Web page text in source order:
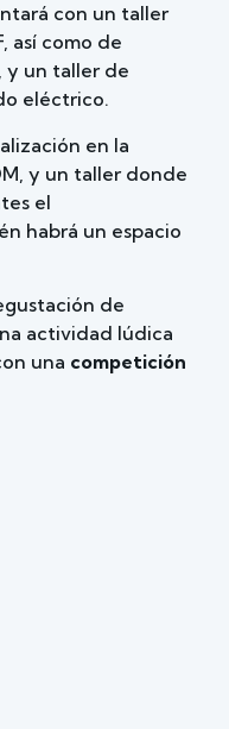
con un taller
así como de
, y un taller de
eléctrico.
en la
y un taller donde
el
habrá un espacio
de
actividad lúdica
una competición